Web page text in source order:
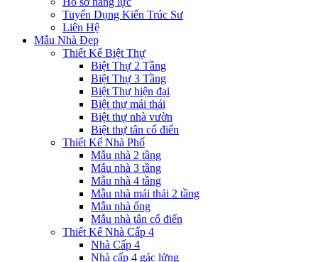
Tuyển Dụng Kiến Trúc Sư
Liên Hệ
Mẫu Nhà Đẹp
Thiết Kế Biệt Thự
Biệt Thự 2 Tầng
Biệt Thự 3 Tầng
Biệt Thự hiện đại
Biệt thự mái thái
Biệt thự nhà vườn
Biệt thự tân cổ điển
Thiết Kế Nhà Phố
Mẫu nhà 2 tầng
Mẫu nhà 3 tầng
Mẫu nhà 4 tầng
Mẫu nhà mái thái 2 tầng
Mẫu nhà ống
Mẫu nhà tân cổ điển
Thiết Kế Nhà Cấp 4
Nhà Cấp 4
Nhà cấp 4 gác lửng